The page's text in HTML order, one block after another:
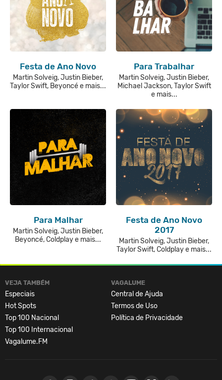
Festa de Ano Novo
Martin Solveig, Justin Bieber,
Taylor Swift, Beyoncé e mais...
Para Trabalhar
Martin Solveig, Justin Bieber,
Michael Jackson, Taylor Swift
e mais...
Para Malhar
Martin Solveig, Justin Bieber,
Beyoncé, Coldplay e mais...
Festa de Ano Novo
2017
Martin Solveig, Justin Bieber,
Taylor Swift, Coldplay e mais...
VEJA TAMBÉM
Especiais
Hot Spots
Top 100 Nacional
Top 100 Internacional
Vagalume.FM
VAGALUME
Central de Ajuda
Termos de Uso
Política de Privacidade